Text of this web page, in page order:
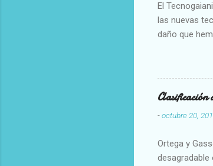
El
las nuevas
daño que
Clasificación
-octubre 20,
Ortega y